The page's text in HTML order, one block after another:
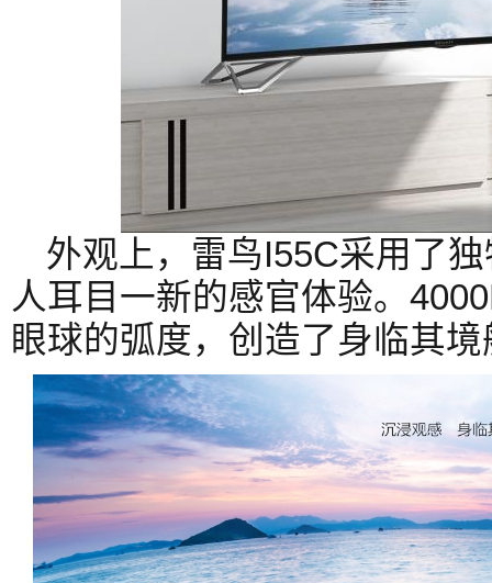
外观上，雷鸟I55C采用了
人耳目一新的感官体验。
眼球的弧度，创造了身临其